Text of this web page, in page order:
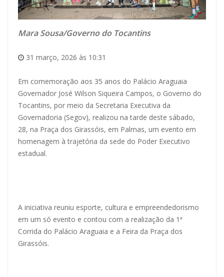
Mara Sousa/Governo do Tocantins
31 março, 2026 às 10:31
Em comemoração aos 35 anos do Palácio Araguaia
Governador José Wilson Siqueira Campos, o Governo do
Tocantins, por meio da Secretaria Executiva da
Governadoria (Segov), realizou na tarde deste sábado,
28, na Praça dos Girassóis, em Palmas, um evento em
homenagem à trajetória da sede do Poder Executivo
estadual.
A iniciativa reuniu esporte, cultura e empreendedorismo
em um só evento e contou com a realização da 1ª
Corrida do Palácio Araguaia e a Feira da Praça dos
Girassóis.